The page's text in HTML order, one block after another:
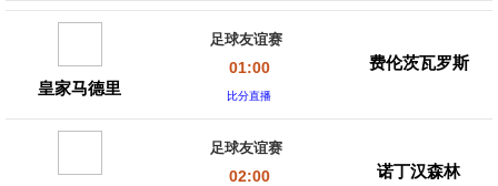
皇家马德里
足球友谊赛
01:00
比分直播
费伦茨瓦罗斯
足球友谊赛
02:00 诺丁汉森林